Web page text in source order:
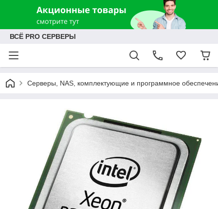
ВСЁ PRO СЕРВЕРЫ
Серверы, NAS, комплектующие и программное